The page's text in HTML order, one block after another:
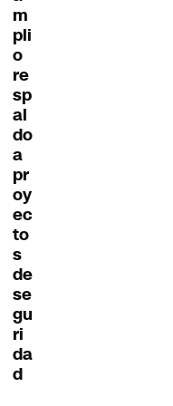
m
pli
o
re
sp
al
do
a
pr
oy
ec
to
s
de
se
gu
ri
da
d